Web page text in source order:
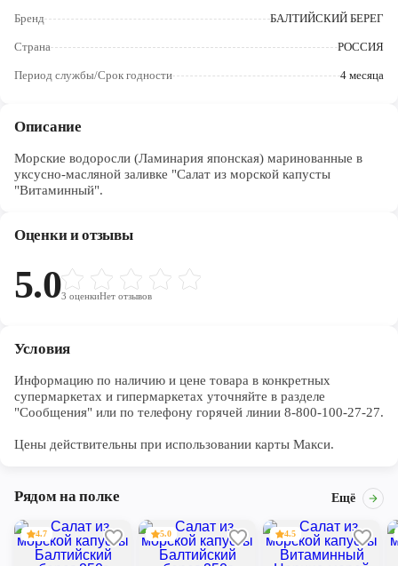
Бренд БАЛТИЙСКИЙ БЕРЕГ
Страна РОССИЯ
Период службы/Срок годности 4 месяца
Описание
Морские водоросли (Ламинария японская) маринованные в
уксусно-масляной заливке "Салат из морской капусты
"Витаминный".
Оценки и отзывы
5.03 оценкиНет отзывов
Условия
Информацию по наличию и цене товара в конкретных
супермаркетах и гипермаркетах уточняйте в разделе
"Сообщения" или по телефону горячей линии 8-800-100-27-27.
Цены действительны при использовании карты Макси.
Рядом на полке Ещё
4.7 5.0 4.5